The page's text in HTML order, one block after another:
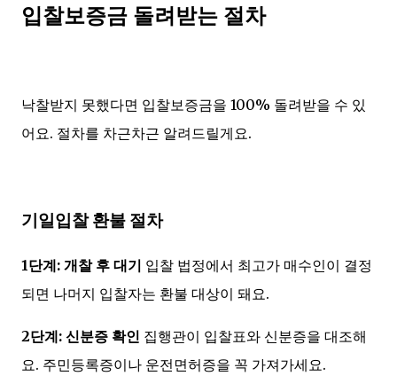
입찰보증금 돌려받는 절차
낙찰받지 못했다면 입찰보증금을 100% 돌려받을 수 있
어요. 절차를 차근차근 알려드릴게요.
기일입찰 환불 절차
1단계: 개찰 후 대기 입찰 법정에서 최고가 매수인이 결정
되면 나머지 입찰자는 환불 대상이 돼요.
2단계: 신분증 확인 집행관이 입찰표와 신분증을 대조해
요. 주민등록증이나 운전면허증을 꼭 가져가세요.